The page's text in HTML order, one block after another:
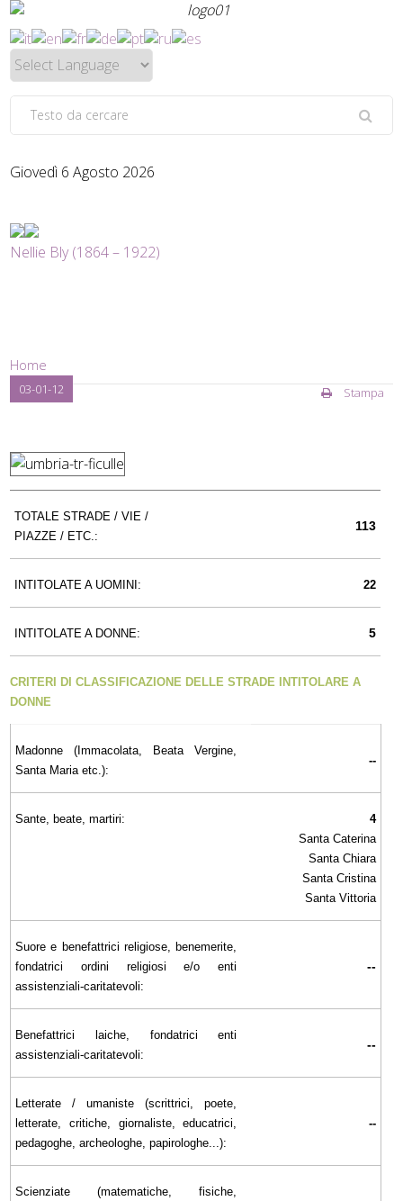
Giovedì 6 Agosto 2026
Nellie Bly (1864 – 1922)
Home
03-01-12 Stampa
TOTALE STRADE / VIE /
PIAZZE / ETC.:
113
INTITOLATE A UOMINI: 22
INTITOLATE A DONNE: 5
CRITERI DI CLASSIFICAZIONE DELLE STRADE INTITOLARE A
DONNE
Madonne (Immacolata, Beata Vergine,
Santa Maria etc.):
--
Sante, beate, martiri:
4
Santa Caterina
Santa Chiara
Santa Cristina
Santa Vittoria
Suore e benefattrici religiose, benemerite,
fondatrici ordini religiosi e/o enti
assistenziali-caritatevoli:
--
Benefattrici laiche, fondatrici enti
assistenziali-caritatevoli:
--
Letterate / umaniste (scrittrici, poete,
letterate, critiche, giornaliste, educatrici,
pedagoghe, archeologhe, papirologhe...):
--
Scienziate (matematiche, fisiche,